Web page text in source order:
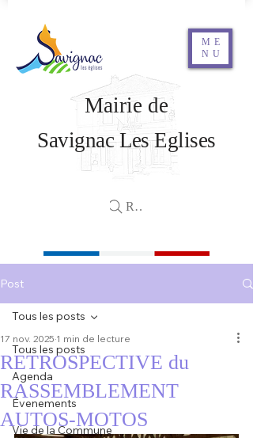
ME
NU
Savignac Les Eglises
Mairie de
Rechercher
Post
Tous les posts
Agenda
Évenements
Vie de la Commune
Tous les posts
RETROSPECTIVE du
RASSEMBLEMENT
AUTOS-MOTOS
17 nov. 2025 1 min de lecture